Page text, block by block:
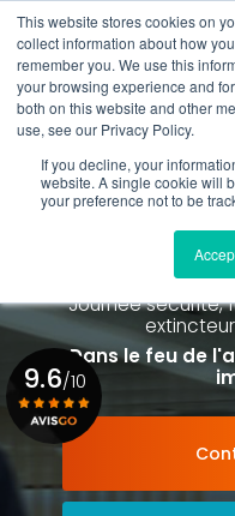
This website stores cookies on
collect information about how
remember you. We use this
your browsing experience and
both on this website and other
use, see our Privacy Policy.
If you decline, your
website. A single cookie will
your preference not to be
Aller
au
contenu
principal
01 84 20 18 48
Spécialiste
de la
à Paris La
Journée sécurité,
extincteur
Dans le feu de
9.6/10
Voir le certificat